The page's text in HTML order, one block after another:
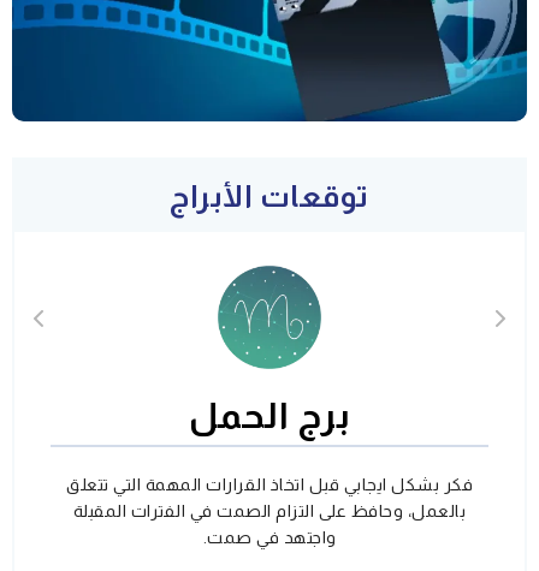
توقعات الأبراج
برج الحمل
فكر بشكل ايجابي قبل اتخاذ القرارات المهمة التي تتعلق
بالعمل، وحافظ على التزام الصمت في الفترات المقبلة
واجتهد في صمت.